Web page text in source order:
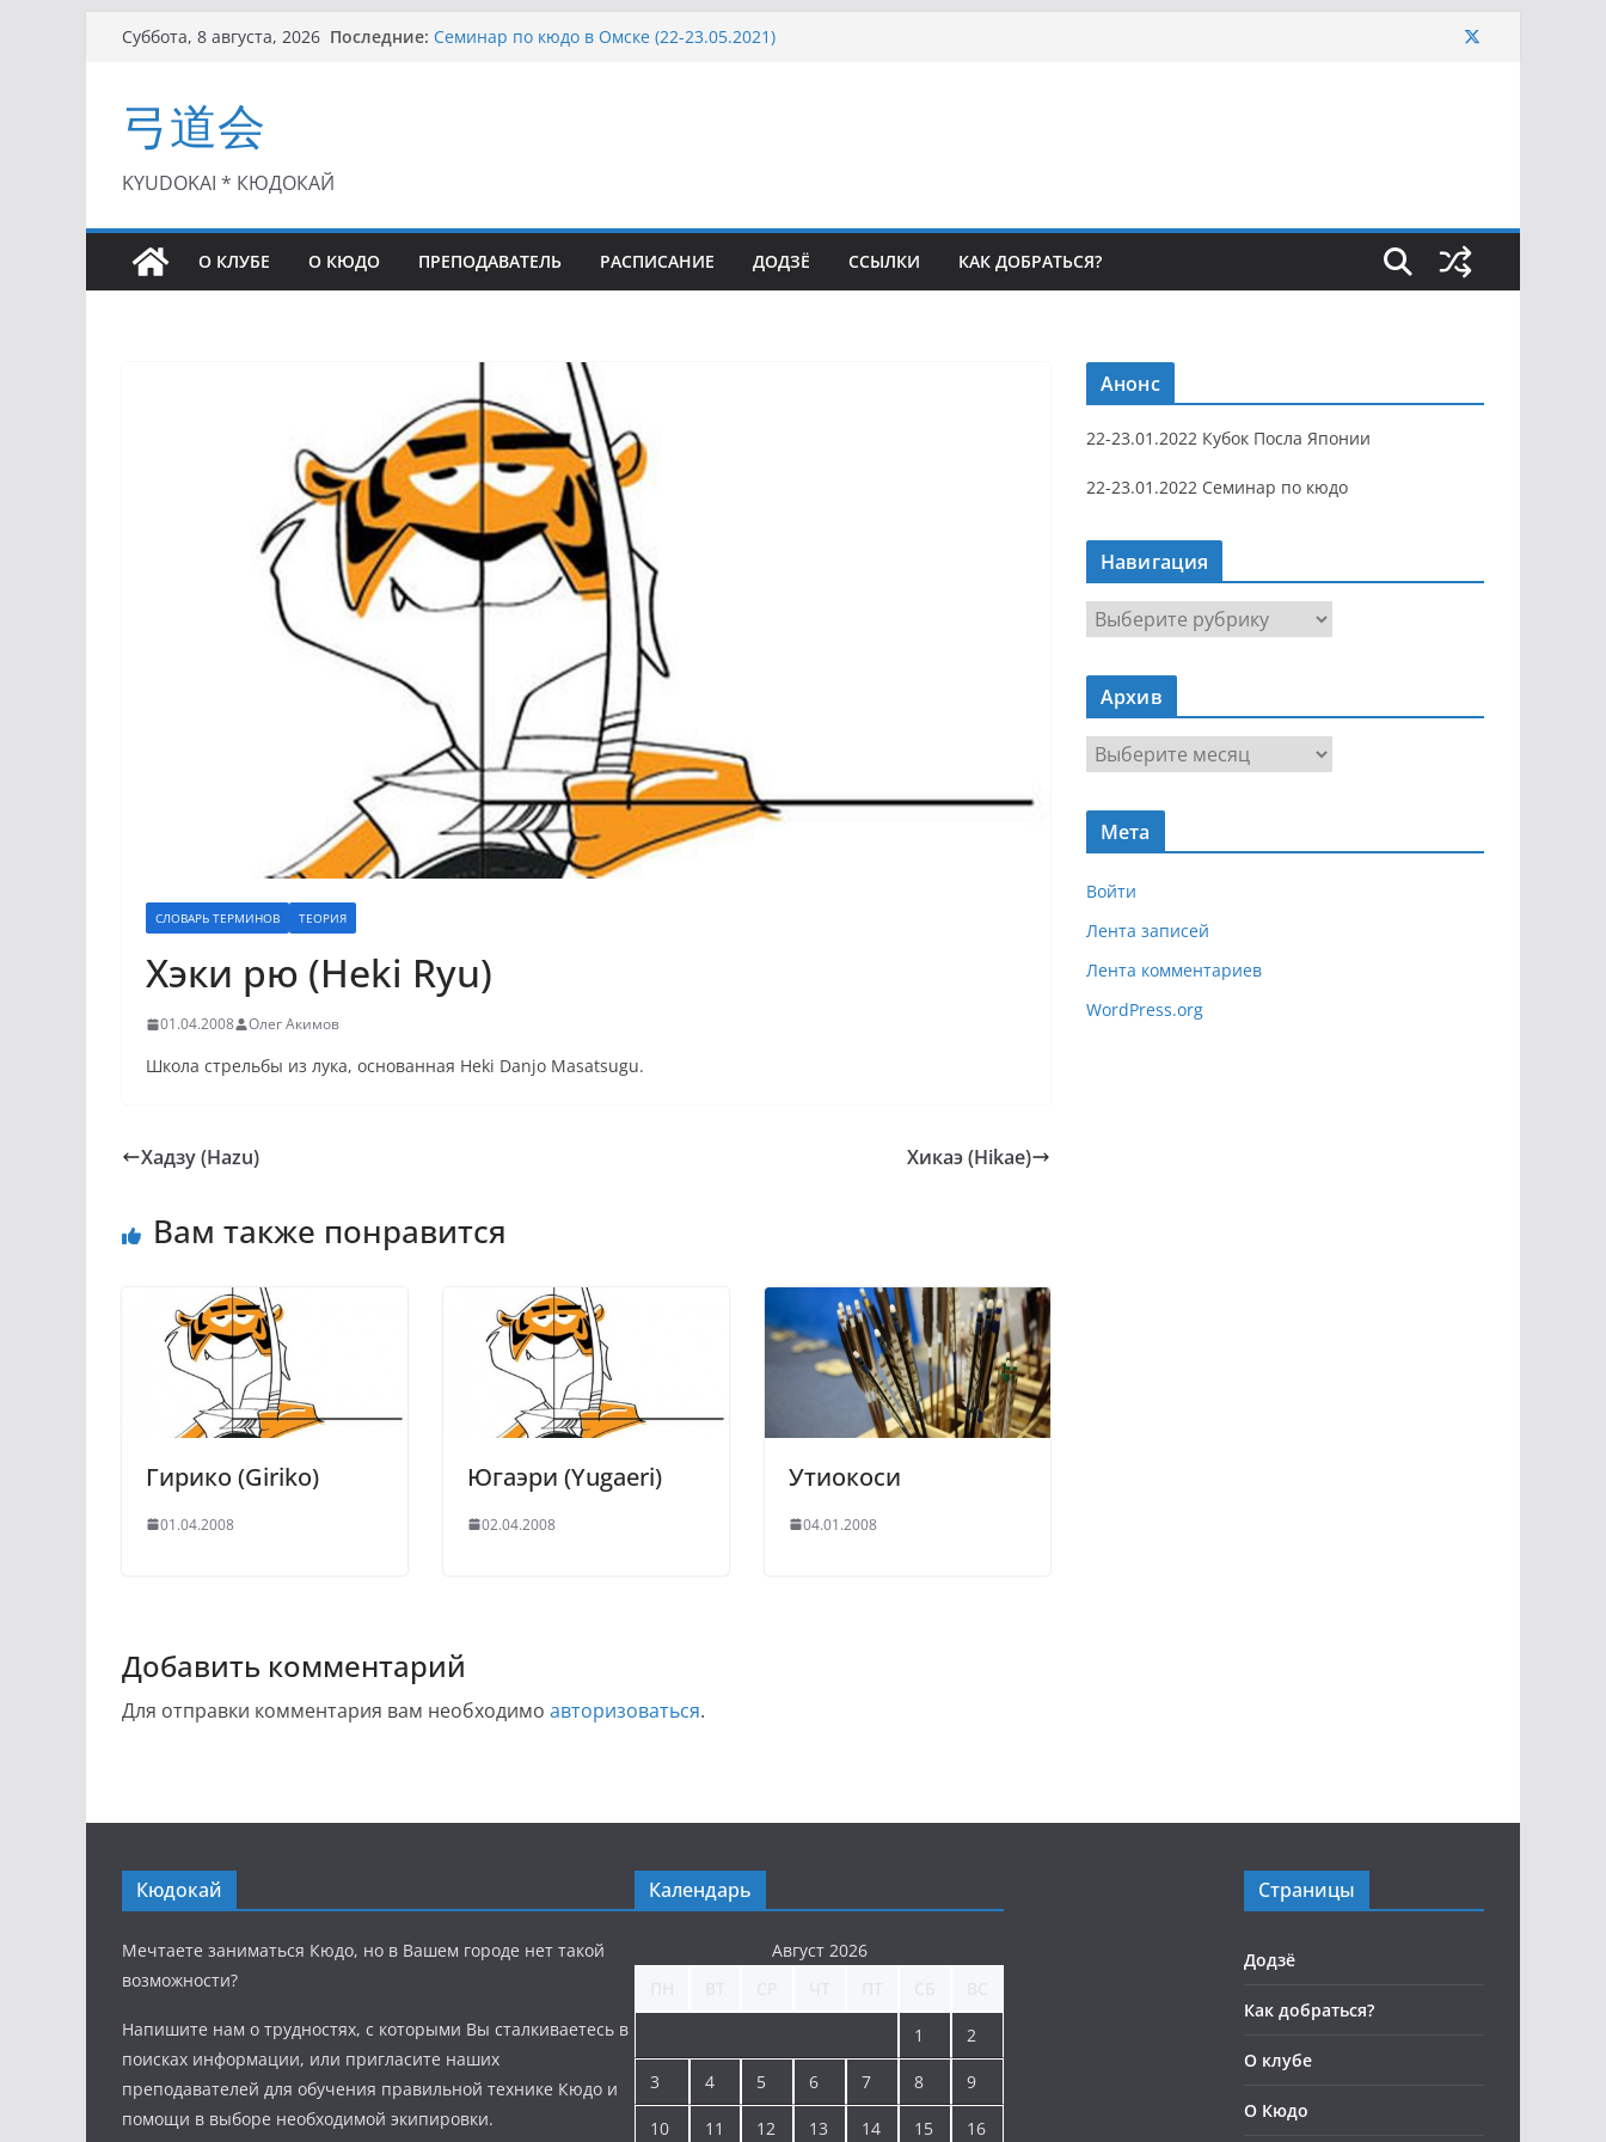
Перейти
Суббота, 8 августа, 2026 Последние: Семинар по кюдо в Омске (22-23.05.2021)
弓道会
KYUDOKAI * КЮДОКАЙ
О КЛУБЕ О КЮДО ПРЕПОДАВАТЕЛЬ РАСПИСАНИЕ ДОДЗЁ ССЫЛКИ КАК ДОБРАТЬСЯ?
СЛОВАРЬ ТЕРМИНОВ ТЕОРИЯ
Хэки рю (Heki Ryu)
01.04.2008 Олег Акимов
Школа стрельбы из лука, основанная Heki Danjo Masatsugu.
Хадзу (Hazu) Хикаэ (Hikae)
Вам также понравится
Гирико (Giriko)
01.04.2008
Югаэри (Yugaeri)
02.04.2008
Утиокоси
04.01.2008
Добавить комментарий
Для отправки комментария вам необходимо авторизоваться.
Анонс
22-23.01.2022 Кубок Посла Японии
22-23.01.2022 Семинар по кюдо
Навигация
Н
а
в
г
я
Архив
р
х
Мета
Войти
Лента записей
Лента комментариев
WordPress.org
Кюдокай
Мечтаете заниматься Кюдо, но в Вашем городе нет такой
возможности?
Напишите нам о трудностях, с которыми Вы сталкиваетесь в
поисках информации, или пригласите наших
преподавателей для обучения правильной технике Кюдо и
помощи в выборе необходимой экипировки.
Календарь
Август 2026
1 2
3 4 5 6 7 8 9
10 11 12 13 14 15 16
Страницы
Додзё
Как добраться?
О клубе
О Кюдо